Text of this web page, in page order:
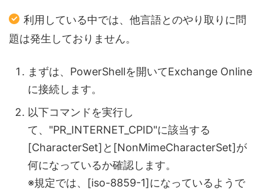
利用している中では、他言語とのやり取りに問
題は発生しておりません。
まずは、PowerShellを開いてExchange Online
に接続します。
以下コマンドを実行し
て、"PR_INTERNET_CPID"に該当する
[CharacterSet]と[NonMimeCharacterSet]が
何になっているか確認します。
※規定では、[iso-8859-1]になっているようで